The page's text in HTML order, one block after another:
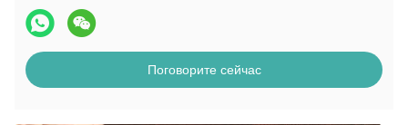
Поговорите сейчас